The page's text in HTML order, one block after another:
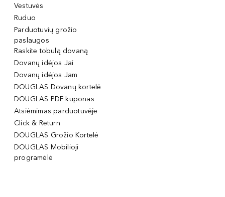
Vestuvės
Ruduo
Parduotuvių grožio
paslaugos
Raskite tobulą dovaną
Dovanų idėjos Jai
Dovanų idėjos Jam
DOUGLAS Dovanų kortelė
DOUGLAS PDF kuponas
Atsiėmimas parduotuvėje
Click & Return
DOUGLAS Grožio Kortelė
DOUGLAS Mobilioji
programėlė